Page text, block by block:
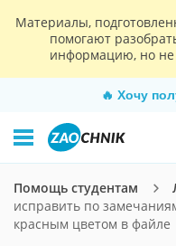
Материалы,
помогают
информацию, но не
🔥 Хочу
Помощь студентам
исправить по
красным цветом в файле